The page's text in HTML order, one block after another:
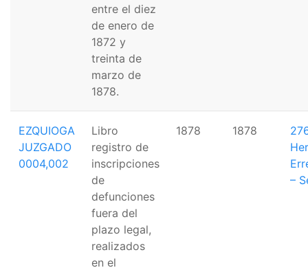
entre el diez
de enero de
1872 y
treinta de
marzo de
1878.
EZQUIOGA
JUZGADO
0004,002
Libro
registro de
inscripciones
de
defunciones
fuera del
plazo legal,
realizados
en el
1878 1878
–